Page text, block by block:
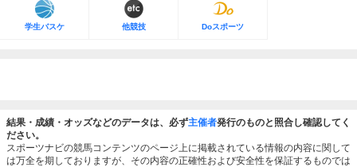
学生バスケ 他競技 Doスポーツ
結果・成績・オッズなどのデータは、必ず主催者発行のものと照合し確認してく
ださい。
スポーツナビの競馬コンテンツのページ上に掲載されている情報の内容に関して
は万全を期しておりますが、その内容の正確性および安全性を保証するものでは